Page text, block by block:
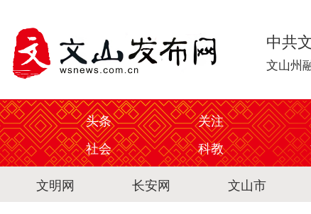
中共
文山州
头条 关注
社会
科教
文明网
长安网 文山市